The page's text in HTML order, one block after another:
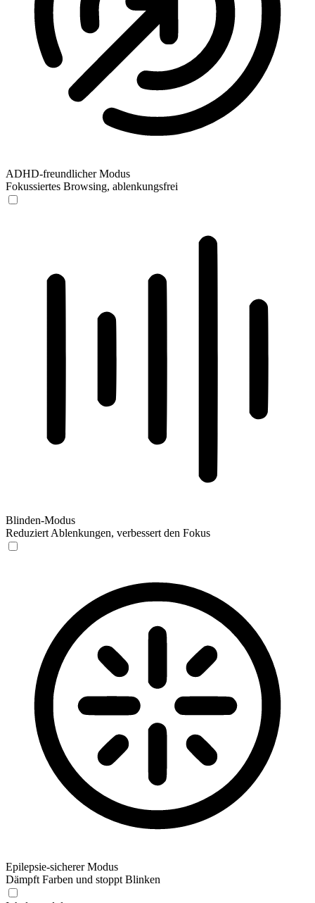
ADHD-freundlicher Modus
Fokussiertes Browsing, ablenkungsfrei
Blinden-Modus
Reduziert Ablenkungen, verbessert den Fokus
Epilepsie-sicherer Modus
Dämpft Farben und stoppt Blinken